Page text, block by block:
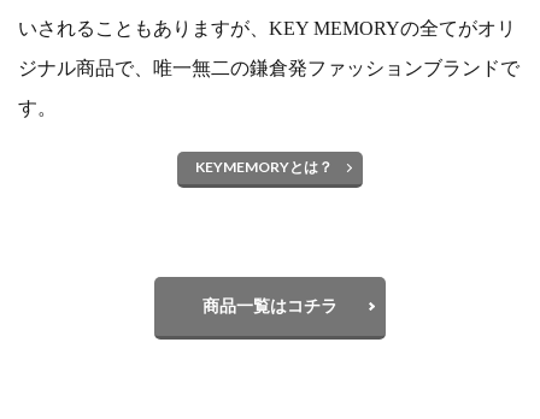
いされることもありますが、KEY MEMORYの全てがオリ
ジナル商品で、唯一無二の鎌倉発ファッションブランドで
す。
KEYMEMORYとは？
商品一覧はコチラ